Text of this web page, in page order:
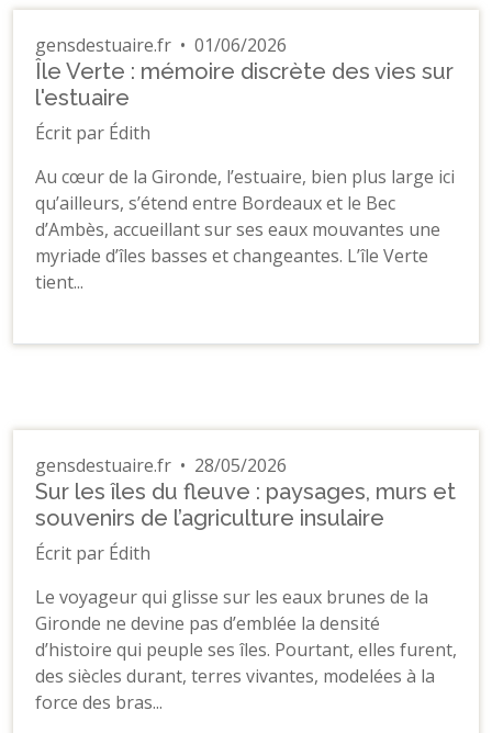
gensdestuaire.fr • 01/06/2026
Île Verte : mémoire discrète des vies sur
l'estuaire
Écrit par Édith
Au cœur de la Gironde, l’estuaire, bien plus large ici
qu’ailleurs, s’étend entre Bordeaux et le Bec
d’Ambès, accueillant sur ses eaux mouvantes une
myriade d’îles basses et changeantes. L’île Verte
tient...
gensdestuaire.fr • 28/05/2026
Sur les îles du fleuve : paysages, murs et
souvenirs de l’agriculture insulaire
Écrit par Édith
Le voyageur qui glisse sur les eaux brunes de la
Gironde ne devine pas d’emblée la densité
d’histoire qui peuple ses îles. Pourtant, elles furent,
des siècles durant, terres vivantes, modelées à la
force des bras...